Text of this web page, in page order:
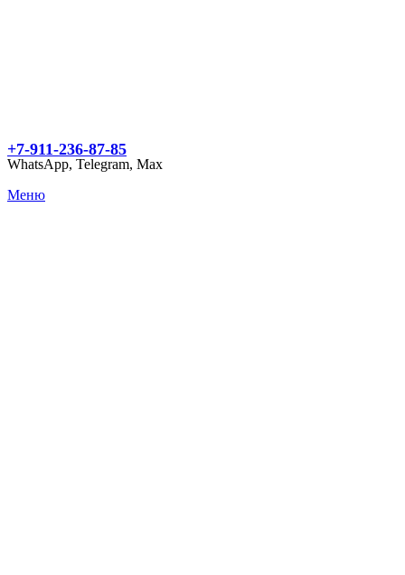
+7-911-236-87-85
WhatsApp, Telegram, Max
Меню